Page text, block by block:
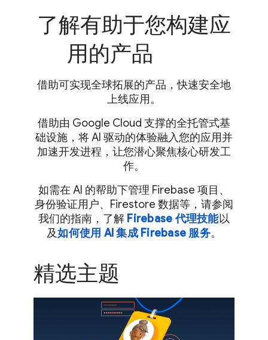
了解有助于您构建应
用的产品
借助可实现全球拓展的产品，快速安全地
上线应用。
借助由 Google Cloud 支撑的全托管式基
础设施，将 AI 驱动的体验融入您的应用并
加速开发进程，让您潜心聚焦核心研发工
作。
如需在 AI 的帮助下管理 Firebase 项目、
身份验证用户、Firestore 数据等，请参阅
我们的指南，了解 Firebase 代理技能以
及如何使用 AI 集成 Firebase 服务。
精选主题